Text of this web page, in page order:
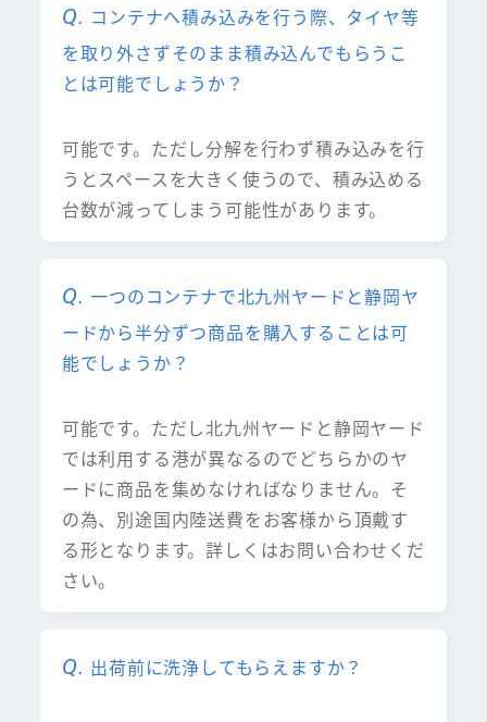
コンテナへ積み込みを行う際、タイヤ等
を取り外さずそのまま積み込んでもらうこ
とは可能でしょうか？
可能です。ただし分解を行わず積み込みを行
うとスペースを大きく使うので、積み込める
台数が減ってしまう可能性があります。
一つのコンテナで北九州ヤードと静岡ヤ
ードから半分ずつ商品を購入することは可
能でしょうか？
可能です。ただし北九州ヤードと静岡ヤード
では利用する港が異なるのでどちらかのヤ
ードに商品を集めなければなりません。そ
の為、別途国内陸送費をお客様から頂戴す
る形となります。詳しくはお問い合わせくだ
さい。
出荷前に洗浄してもらえますか？